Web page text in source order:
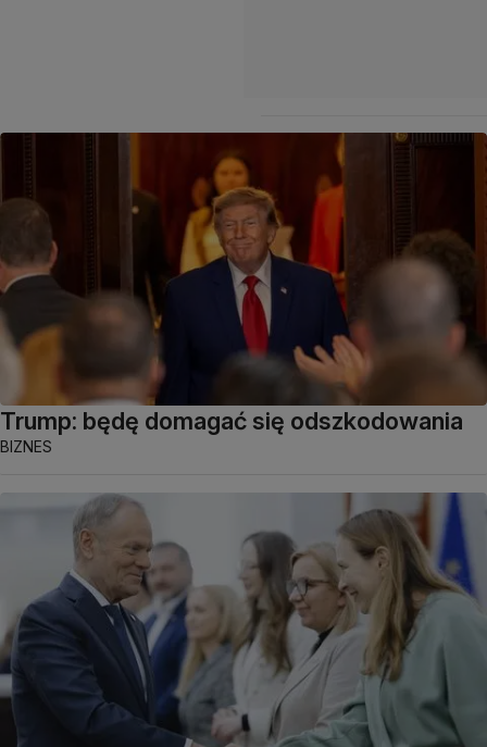
Trump: będę domagać się odszkodowania
BIZNES